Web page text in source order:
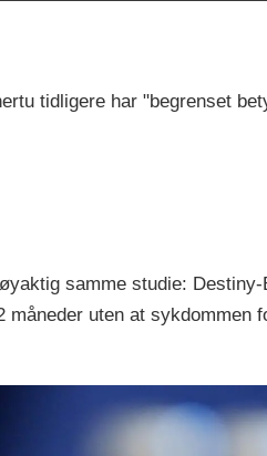
tidligere har "begrenset
samme studie:
uten at